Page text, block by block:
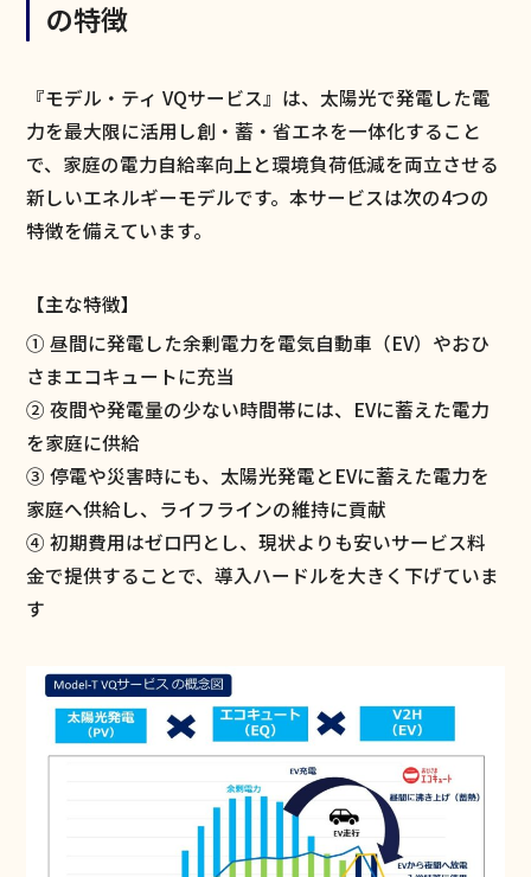
の特徴
『モデル・ティ VQサービス』は、太陽光で発電した電
力を最大限に活用し創・蓄・省エネを一体化すること
で、家庭の電力自給率向上と環境負荷低減を両立させる
新しいエネルギーモデルです。本サービスは次の4つの
特徴を備えています。
【主な特徴】
① 昼間に発電した余剰電力を電気自動車（EV）やおひ
さまエコキュートに充当
② 夜間や発電量の少ない時間帯には、EVに蓄えた電力
を家庭に供給
③ 停電や災害時にも、太陽光発電とEVに蓄えた電力を
家庭へ供給し、ライフラインの維持に貢献
④ 初期費用はゼロ円とし、現状よりも安いサービス料
金で提供することで、導入ハードルを大きく下げていま
す